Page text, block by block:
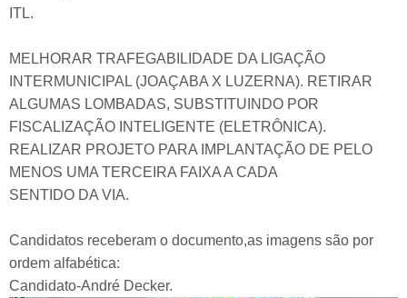
ITL.
MELHORAR TRAFEGABILIDADE DA LIGAÇÃO
INTERMUNICIPAL (JOAÇABA X LUZERNA). RETIRAR
ALGUMAS LOMBADAS, SUBSTITUINDO POR
FISCALIZAÇÃO INTELIGENTE (ELETRÔNICA).
REALIZAR PROJETO PARA IMPLANTAÇÃO DE PELO
MENOS UMA TERCEIRA FAIXA A CADA
SENTIDO DA VIA.
Candidatos receberam o documento,as imagens são por
ordem alfabética:
Candidato-André Decker.